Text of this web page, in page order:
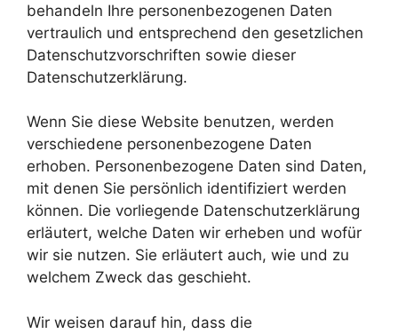
behandeln Ihre personenbezogenen Daten
vertraulich und entsprechend den gesetzlichen
Datenschutzvorschriften sowie dieser
Datenschutzerklärung.
Wenn Sie diese Website benutzen, werden
verschiedene personenbezogene Daten
erhoben. Personenbezogene Daten sind Daten,
mit denen Sie persönlich identifiziert werden
können. Die vorliegende Datenschutzerklärung
erläutert, welche Daten wir erheben und wofür
wir sie nutzen. Sie erläutert auch, wie und zu
welchem Zweck das geschieht.
Wir weisen darauf hin, dass die